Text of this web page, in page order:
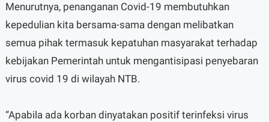
Menurutnya, penanganan Covid-19 membutuhkan
kepedulian kita bersama-sama dengan melibatkan
semua pihak termasuk kepatuhan masyarakat terhadap
kebijakan Pemerintah untuk mengantisipasi penyebaran
virus covid 19 di wilayah NTB.
“Apabila ada korban dinyatakan positif terinfeksi virus